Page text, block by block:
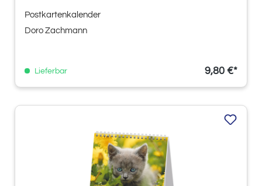
Postkartenkalender
Doro Zachmann
Lieferbar 9,80 €*